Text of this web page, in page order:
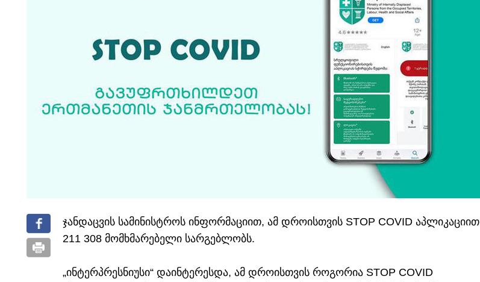
ჯანდაცვის სამინისტროს ინფორმაციით, ამ დროისთვის STOP COVID აპლიკაციით
211 308 მომხმარებელი სარგებლობს.
„ინტერპრესნიუსი“ დაინტერესდა, ამ დროისთვის როგორია STOP COVID